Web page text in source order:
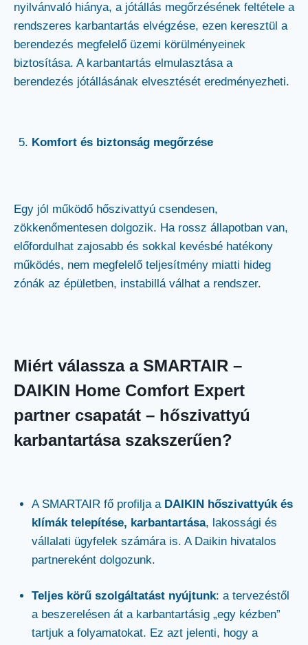
nyilvánvaló hiánya, a jótállás megőrzésének feltétele a
rendszeres karbantartás elvégzése, ezen keresztül a
berendezés megfelelő üzemi körülményeinek
biztosítása. A karbantartás elmulasztása a
berendezés jótállásának elvesztését eredményezheti.
Komfort és biztonság megőrzése
Egy jól működő hőszivattyú csendesen,
zökkenőmentesen dolgozik. Ha rossz állapotban van,
előfordulhat zajosabb és sokkal kevésbé hatékony
működés, nem megfelelő teljesítmény miatti hideg
zónák az épületben, instabillá válhat a rendszer.
Miért válassza a SMARTAIR –
DAIKIN Home Comfort Expert
partner csapatát – hőszivattyú
karbantartása szakszerűen?
A SMARTAIR fő profilja a DAIKIN hőszivattyúk és
klímák telepítése, karbantartása, lakossági és
vállalati ügyfelek számára is. A Daikin hivatalos
partnereként dolgozunk.
Teljes körű szolgáltatást nyújtunk: a tervezéstől
a beszerelésen át a karbantartásig „egy kézben”
tartjuk a folyamatokat. Ez azt jelenti, hogy a